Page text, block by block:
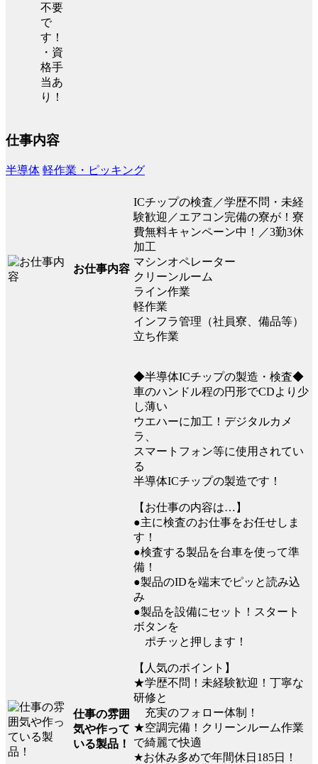
不要
で
す！
・資
格手
当あ
り！
仕事内容
半導体 軽作業・ピッキング
お仕事内容
ICチップの検査／学歴不問・未経
験歓迎／エアコン完備の寮が！寮
費無料キャンペーン中！／3勤3休
加工
マシンオペレーター
クリーンルーム
ライン作業
軽作業
インフラ管理（社員寮、備品等）
立ち作業
仕事の雰囲
気や作って
いる製品！
◆半導体ICチップの製造・検査◆
車のハンドル程の円形でCDより少
し薄い
ウエハーに加工！デジタルカメ
ラ、
スマートフォン等に使用されてい
る
半導体ICチップの製造です！
【お仕事の内容は…】
●主に検査のお仕事をお任せしま
す！
●検査する製品を台車を使って準
備！
●製品のIDを端末でピッと読み込
み
●製品を設備にセット！スタート
ボタンを
ポチッと押します！
【人気のポイント】
★学歴不問！未経験歓迎！丁寧な
研修と
充実のフォロー体制！
★空調完備！クリーンルーム作業
で綺麗で快適
★お休み多めで年間休日185日！